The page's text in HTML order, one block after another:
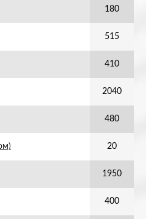
180
515
410
2040
480
20
1950
400